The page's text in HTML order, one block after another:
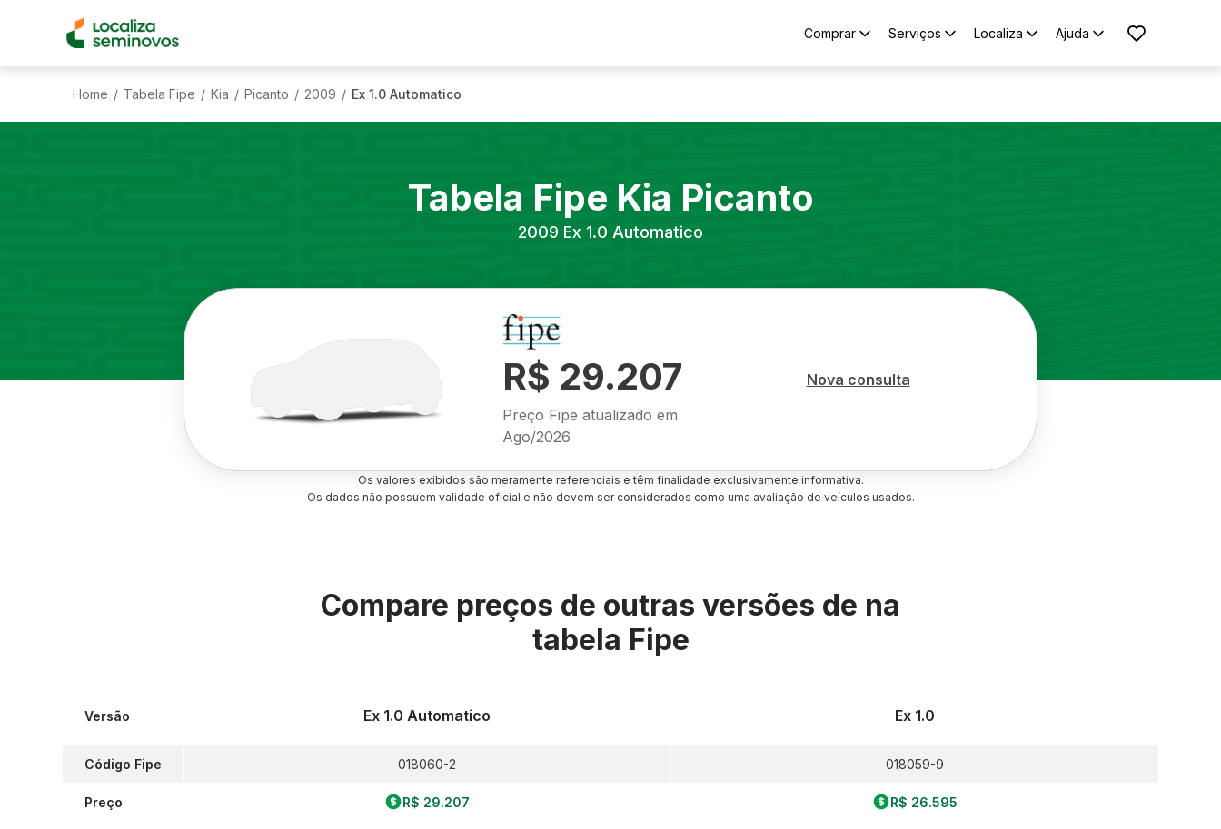
Comprar Serviços Localiza Ajuda
Home / Tabela Fipe / Kia / Picanto / 2009 / Ex 1.0 Automatico
Tabela Fipe Kia Picanto
2009 Ex 1.0 Automatico
R$ 29.207
Preço Fipe atualizado em
Ago/2026
Nova consulta
Os valores exibidos são meramente referenciais e têm finalidade exclusivamente informativa.
Os dados não possuem validade oficial e não devem ser considerados como uma avaliação de veículos usados.
Compare preços de outras versões de na
tabela Fipe
Versão
Código Fipe
Preço
Ex 1.0 Automatico
018060-2
R$ 29.207
Ex 1.0
018059-9
R$ 26.595